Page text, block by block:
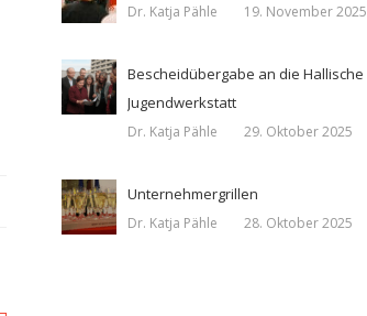
Dr. Katja Pähle 19. November 2025
Bescheidübergabe an die Hallische
Jugendwerkstatt
Dr. Katja Pähle 29. Oktober 2025
Unternehmergrillen
Dr. Katja Pähle 28. Oktober 2025